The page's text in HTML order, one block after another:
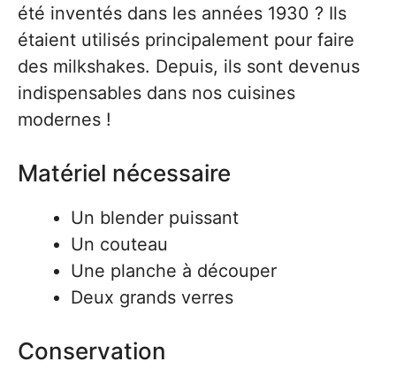
été inventés dans les années 1930 ? Ils
étaient utilisés principalement pour faire
des milkshakes. Depuis, ils sont devenus
indispensables dans nos cuisines
modernes !
Matériel nécessaire
Un blender puissant
Un couteau
Une planche à découper
Deux grands verres
Conservation